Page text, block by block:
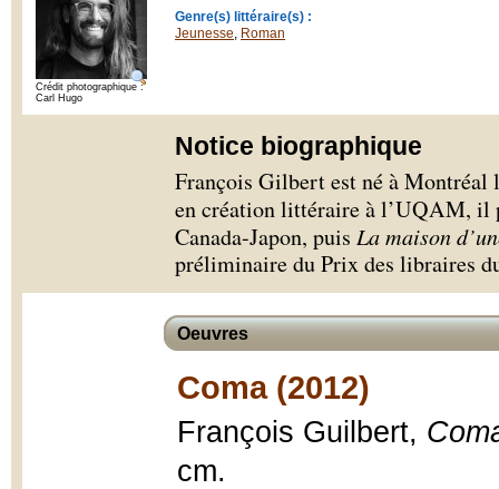
Crédit photographique :
Carl Hugo
Genre(s) littéraire(s) :
Jeunesse, Roman
Notice biographique
François Gilbert est né à Montréal
en création littéraire à l’UQAM,
Canada-Japon, puis La maison
préliminaire du Prix des libraires
Oeuvres
Coma (2012)
François Guilbert,
cm.